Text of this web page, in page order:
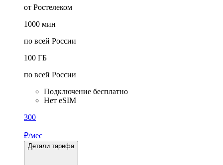
от Ростелеком
1000 мин
по всей России
100 ГБ
по всей России
Подключение бесплатно
Нет eSIM
300
₽/мес
Детали тарифа